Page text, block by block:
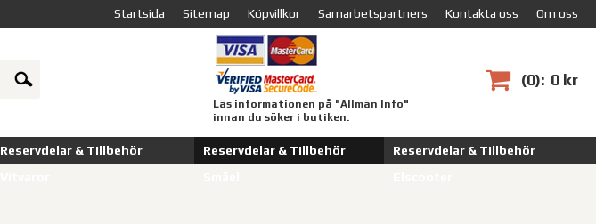
Startsida Sitemap Köpvillkor Samarbetspartners Kontakta oss Om oss
0 0 kr
Läs informationen på "Allmän Info"
innan du söker i butiken.
Reservdelar & Tillbehör
Reservdelar & Tillbehör
Reservdelar & Tillbehör